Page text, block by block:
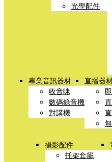
光學配件
專業音訊器材
收音咪
數碼錄音機
對講機
直播器
攝影配件
托架套籠